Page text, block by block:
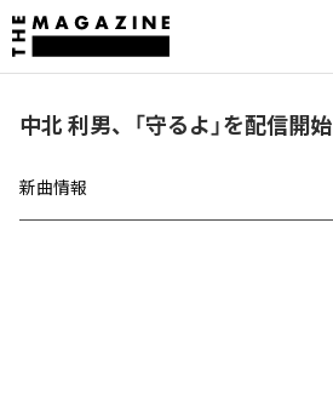
中北 利男、「守るよ」を配信開始
新曲情報